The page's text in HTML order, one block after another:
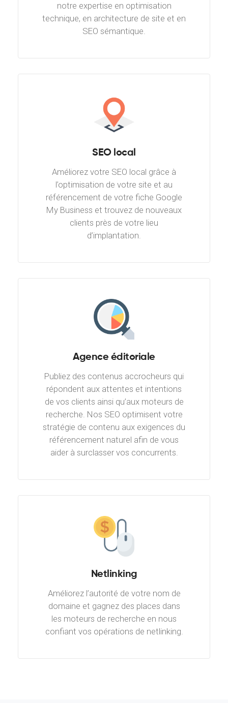
notre expertise en optimisation
technique, en architecture de site et en
SEO sémantique.
SEO local
Améliorez votre SEO local grâce à
l’optimisation de votre site et au
référencement de votre fiche Google
My Business et trouvez de nouveaux
clients près de votre lieu
d’implantation.
Agence éditoriale
Publiez des contenus accrocheurs qui
répondent aux attentes et intentions
de vos clients ainsi qu’aux moteurs de
recherche. Nos SEO optimisent votre
stratégie de contenu aux exigences du
référencement naturel afin de vous
aider à surclasser vos concurrents.
Netlinking
Améliorez l’autorité de votre nom de
domaine et gagnez des places dans
les moteurs de recherche en nous
confiant vos opérations de netlinking.